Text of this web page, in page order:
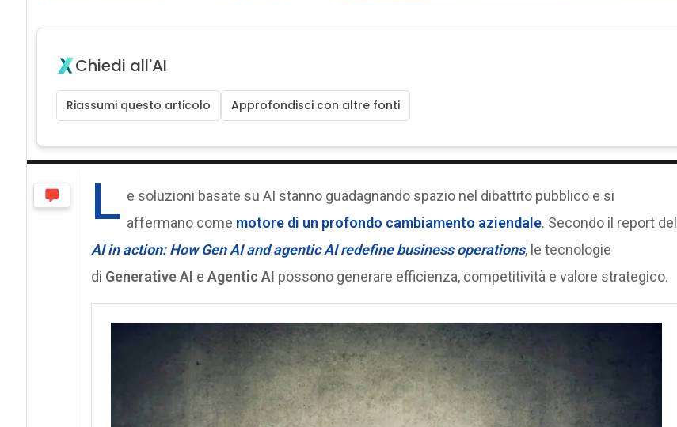
Chiedi all'AI
Riassumi questo articolo Approfondisci con altre fonti
L e soluzioni basate su AI stanno guadagnando spazio nel dibattito pubblico e si
affermano come motore di un profondo cambiamento aziendale. Secondo il report del
AI in action: How Gen AI and agentic AI redefine business operations, le tecnologie
di Generative AI e Agentic AI possono generare efficienza, competitività e valore strategico.